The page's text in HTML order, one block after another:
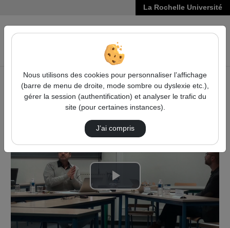
La Rochelle Université
VIDÉOS
Accueil
Vidéos
Jean Sablon à Rio de Janeiro (1939-1945) : m…
Lire
la
Nous utilisons des cookies pour personnaliser l’affichage
(barre de menu de droite, mode sombre ou dyslexie etc.),
gérer la session (authentification) et analyser le trafic du
site (pour certaines instances).
J’ai compris